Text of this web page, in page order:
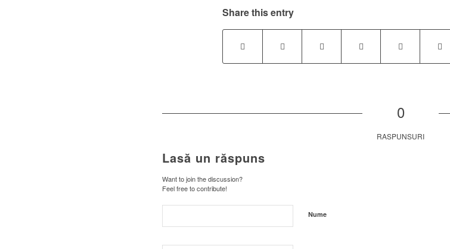
Share this entry
0
RASPUNSURI
Lasă un răspuns
Want to join the discussion?
Feel free to contribute!
Nume